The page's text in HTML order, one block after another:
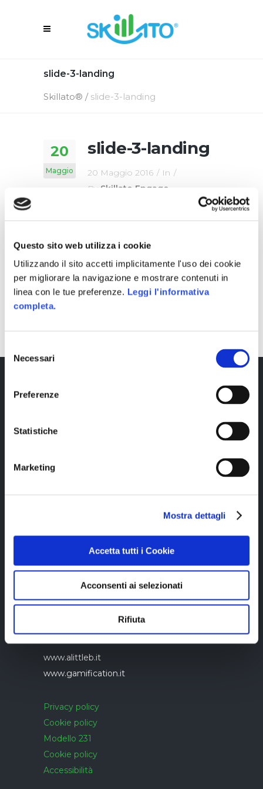
Questo sito web utilizza i cookie
Utilizzando il sito accetti implicitamente l'uso dei cookie
per migliorare la navigazione e mostrare contenuti in
linea con le tue preferenze. Leggi l'informativa
completa.
delNecessari
Preferenze
Statistiche
Marketing
Mostra dettagli
Accetta tutti i Cookie
Acconsenti ai selezionati
Rifiuta
slide-3-landing
Skillato® / slide-3-landing
20
Maggio
slide-3-landing
20 Maggio 2016
In
By Skillato Engage
UNI EN ISO 9001:2015 certificato da
www.alittleb.it
www.gamification.it
Privacy policy
Cookie policy
Modello 231
Cookie policy
Accessibilità